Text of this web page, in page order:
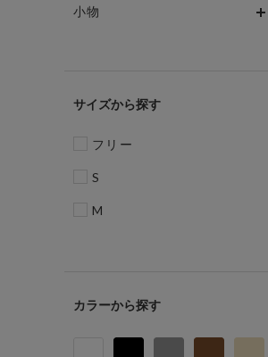
小物
サイズ
フリー
S
M
カラー